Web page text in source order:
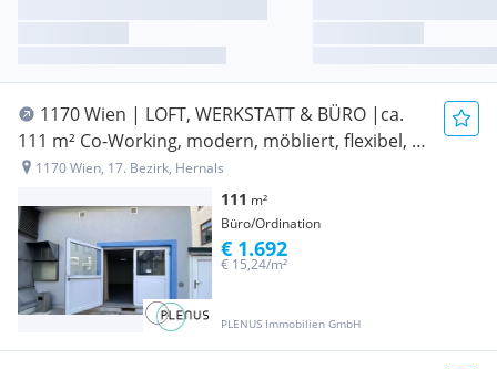
1170 Wien | LOFT, WERKSTATT & BÜRO |ca.
111 m² Co-Working, modern, möbliert, flexibel, |
Nähe AKH, Kreuzgasse
1170 Wien, 17. Bezirk, Hernals
111 m²
Büro/Ordination
PLENUS Immobilien GmbH
€ 15,24/m²
€ 1.692